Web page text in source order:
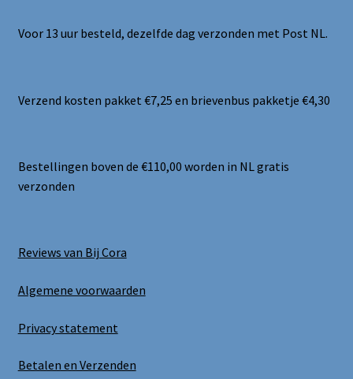
Voor 13 uur besteld, dezelfde dag verzonden met Post NL.
Verzend kosten pakket €7,25 en brievenbus pakketje €4,30
Bestellingen boven de €110,00 worden in NL gratis
verzonden
Reviews van Bij Cora
Algemene voorwaarden
Privacy statement
Betalen en Verzenden